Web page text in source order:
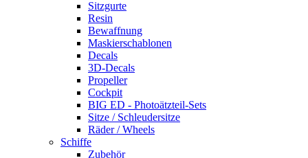
Sitzgurte
Resin
Bewaffnung
Maskierschablonen
Decals
3D-Decals
Propeller
Cockpit
BIG ED - Photoätzteil-Sets
Sitze / Schleudersitze
Räder / Wheels
Schiffe
Zubehör